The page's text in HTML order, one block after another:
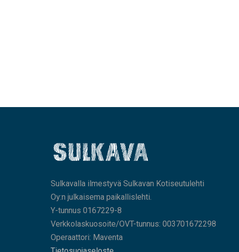
Sulkavalla ilmestyvä Sulkavan Kotiseutulehti
Oy:n julkaisema paikallislehti.
Y-tunnus 0167229-8
Verkkolaskuosoite/OVT-tunnus: 003701672298
Operaattori: Maventa